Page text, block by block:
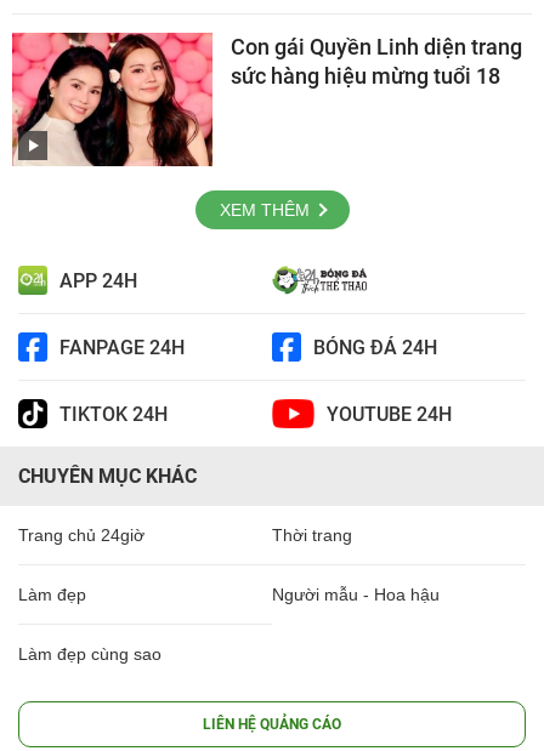
Con gái Quyền Linh diện trang
sức hàng hiệu mừng tuổi 18
XEM THÊM
APP 24H
FANPAGE 24H BÓNG ĐÁ 24H
TIKTOK 24H YOUTUBE 24H
CHUYÊN MỤC KHÁC
Trang chủ 24giờ Thời trang
Làm đẹp Người mẫu - Hoa hậu
Làm đẹp cùng sao
LIÊN HỆ QUẢNG CÁO